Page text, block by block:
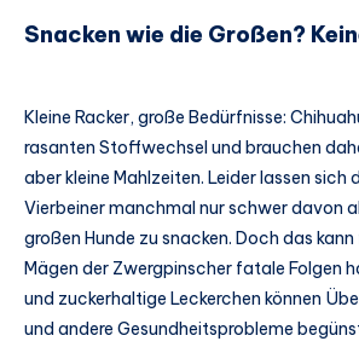
Snacken wie die Großen?
Kleine Racker, große Bedürfnisse:
rasanten Stoffwechsel und brauchen
aber kleine Mahlzeiten. Leider lassen sich
Vierbeiner manchmal nur schwer davon
großen Hunde zu snacken. Doch das
Mägen der Zwergpinscher fatale Folgen
und zuckerhaltige Leckerchen können
und andere Gesundheitsprobleme